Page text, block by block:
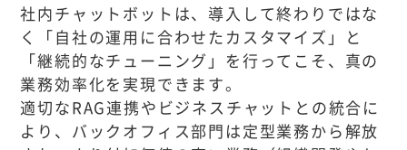
社内チャットボットは、導入して終わりではな
く「自社の運用に合わせたカスタマイズ」と
「継続的なチューニング」を行ってこそ、真の
業務効率化を実現できます。
適切なRAG連携やビジネスチャットとの統合に
より、バックオフィス部門は定型業務から解放